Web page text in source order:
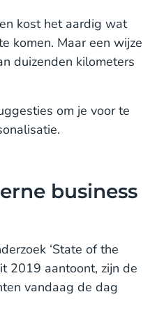
kost het aardig wat
komen. Maar een wijze
duizenden kilometers
om je voor te
business
‘State of the
2019 aantoont, zijn de
vandaag de dag